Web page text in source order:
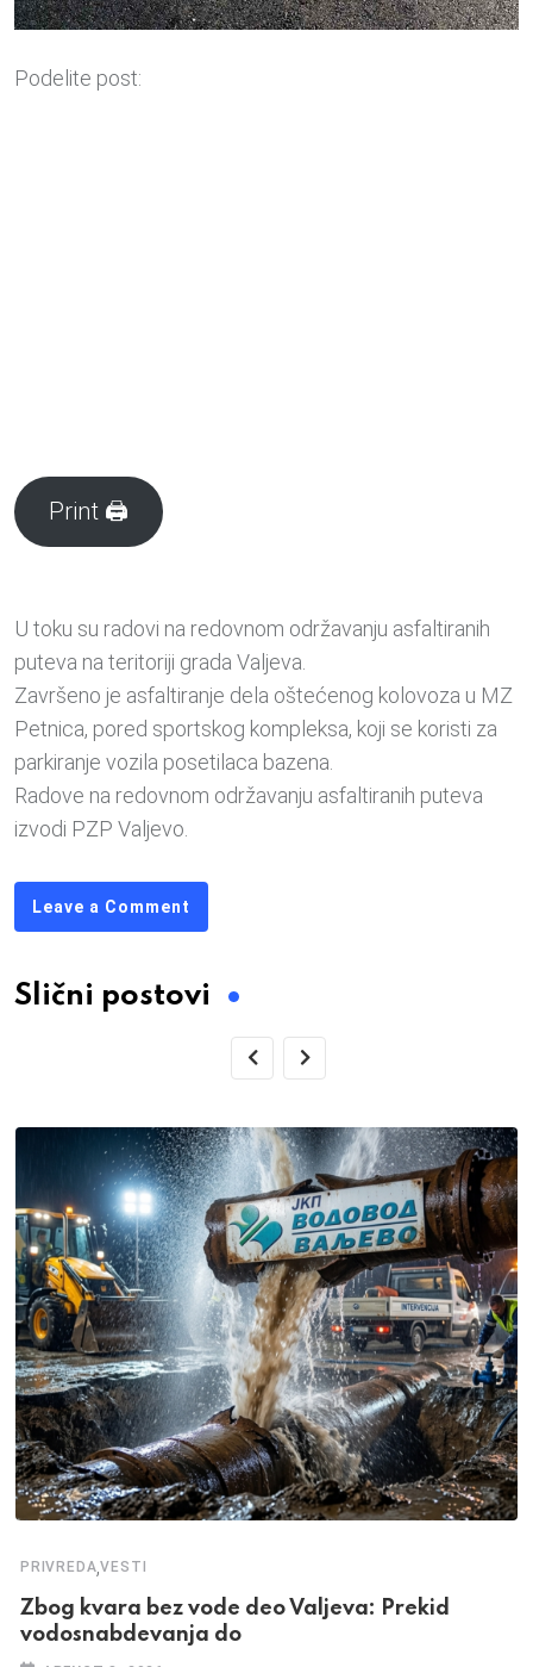
Podelite post:
Print 🖨
U toku su radovi na redovnom održavanju asfaltiranih
puteva na teritoriji grada Valjeva.
Završeno je asfaltiranje dela oštećenog kolovoza u MZ
Petnica, pored sportskog kompleksa, koji se koristi za
parkiranje vozila posetilaca bazena.
Radove na redovnom održavanju asfaltiranih puteva
izvodi PZP Valjevo.
Leave a Comment
Slični postovi
PRIVREDA,VESTI
Zbog kvara bez vode deo Valjeva: Prekid
vodosnabdevanja do